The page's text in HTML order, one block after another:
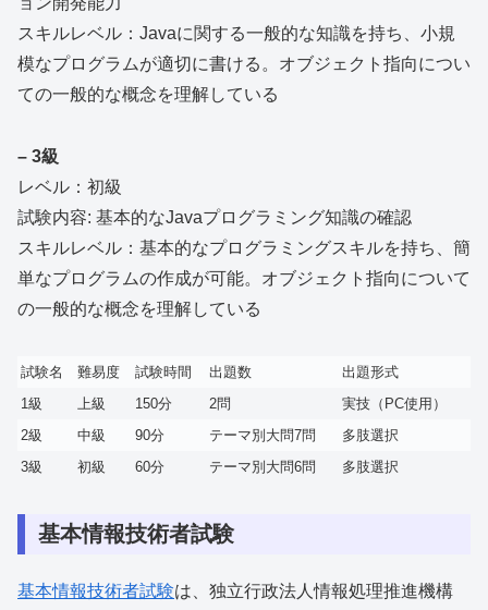
スキルレベル：Javaに関する一般的な知識を持ち、小規
模なプログラムが適切に書ける。オブジェクト指向につい
ての一般的な概念を理解している
– 3級
レベル：初級
試験内容: 基本的なJavaプログラミング知識の確認
スキルレベル：基本的なプログラミングスキルを持ち、簡
単なプログラムの作成が可能。オブジェクト指向について
の一般的な概念を理解している
試験名 難易度 試験時間 出題数
出題形式
1級
上級 150分 2問
実技（PC使用）
2級
中級 90分 テーマ別大問7問
多肢選択
3級
初級 60分 テーマ別大問6問 多肢選択
基本情報技術者試験
基本情報技術者試験は、独立行政法人情報処理推進機構